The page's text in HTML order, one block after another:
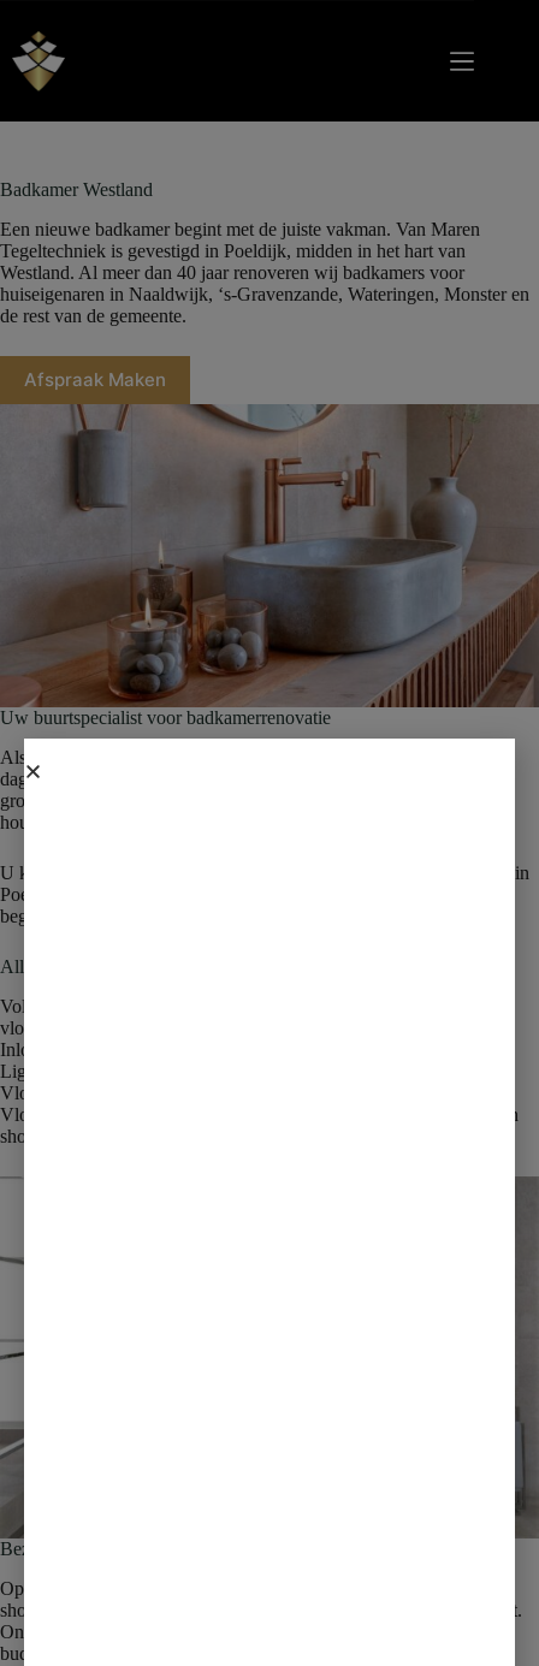
Badkamer Westland | Van Maren Tegeltechniek
Badkamer Westland
Een nieuwe badkamer begint met de juiste vakman. Van Maren
Tegeltechniek is gevestigd in Poeldijk, midden in het hart van
Westland. Al meer dan 40 jaar renoveren wij badkamers voor
huiseigenaren in Naaldwijk, ‘s-Gravenzande, Wateringen, Monster en
de rest van de gemeente.
Afspraak Maken
Uw buurtspecialist voor badkamerrenovatie
Als lokaal bedrijf kennen wij Westland op onze duim. Wij rijden
dagelijks door de gemeente voor renovaties bij particulieren. Geen
grote anonieme keten, maar een familiebedrijf dat zijn naam hoog
houdt in de eigen regio.
U kiest uw tegels en sanitair in onze showroom aan de Nieuweweg in
Poeldijk. Onze eigen monteurs installeren alles in uw woning. Van
begin tot eind één aanspreekpunt.
Alles voor uw nieuwe badkamer
Volledige badkamerrenovatie, sloopwerk, nieuwe tegels, sanitair,
vloerverwarming
Inloopdouche, modern, ruimtelijk, naar uw wens
Ligbad of vrijstaand bad, luxe afwerking in elke badkamerstijl
Vloerverwarming, comfortabel en energiezuinig
Vloer en wandtegels, klassiek, modern of industrieel, ruime keuze in
showroom
Bezoek onze showroom in Poeldijk
Op loopafstand van het centrum van Naaldwijk vindt u onze
showroom. U ziet honderden tegel en sanitaircombinaties in het echt.
Onze adviseurs helpen u bij de keuze die past bij uw interieur en
budget.